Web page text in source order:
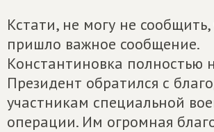
Кстати, не могу не сообщить,
пришло важное сообщение.
Константиновка полностью
Президент обратился с
участникам специальной
операции. Им огромная